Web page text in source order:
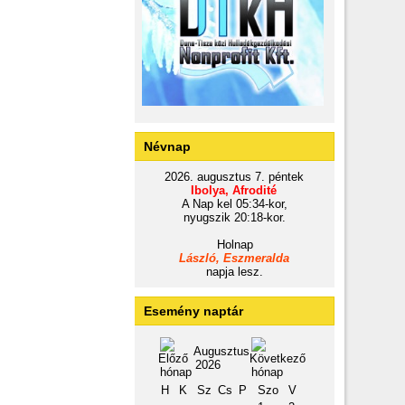
Névnap
2026. augusztus 7. péntek
Ibolya, Afrodité
A Nap kel 05:34-kor,
nyugszik 20:18-kor.
Holnap
László, Eszmeralda
napja lesz.
Esemény naptár
Augusztus
2026
H
K Sz Cs P Szo
V